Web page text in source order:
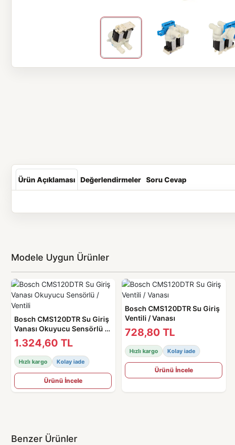
Ürün Açıklaması Değerlendirmeler Soru Cevap
Modele Uygun Ürünler
Bosch CMS120DTR Su Giriş
Vanası Okuyucu Sensörlü /
Ventili
1.324,60 TL
Hızlı kargo Kolay iade
Ürünü İncele
Bosch CMS120DTR Su Giriş
Ventili / Vanası
728,80 TL
Hızlı kargo Kolay iade
Ürünü İncele
Benzer Ürünler